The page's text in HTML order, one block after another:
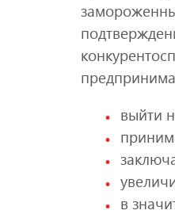
выйти
в